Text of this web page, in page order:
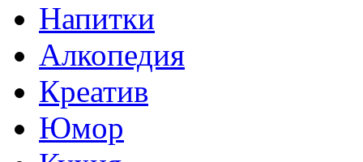
Напитки
Алкопедия
Креатив
Юмор